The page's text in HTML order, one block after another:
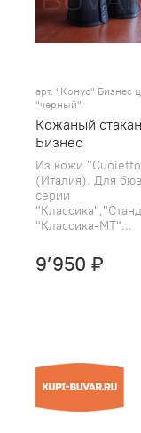
арт. "Конус" Бизнес
"черный"
Кожаный
Бизнес
Из кожи
(Италия). Для
серии
"Классика-МТ"...
9’950 ₽